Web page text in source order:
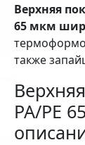
Верхняя
65 мкм
также
PA/PE